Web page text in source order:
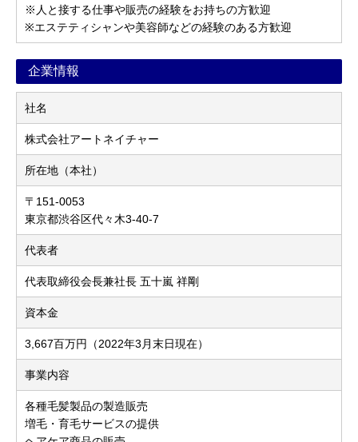
※人と接する仕事や販売の経験をお持ちの方歓迎
※エステティシャンや美容師などの経験のある方歓迎
企業情報
社名
株式会社アートネイチャー
所在地（本社）
〒151-0053
東京都渋谷区代々木3-40-7
代表者
代表取締役会長兼社長 五十嵐 祥剛
資本金
3,667百万円（2022年3月末日現在）
事業内容
各種毛髪製品の製造販売
増毛・育毛サービスの提供